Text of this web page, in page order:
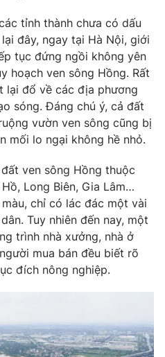
Podcast
tỉnh thành chưa có dấu
đây, ngay tại Hà Nội, giới
tục đứng ngồi không yên
hoạch ven sông Hồng. Rất
lại đổ về các địa phương
sóng. Đáng chú ý, cả đất
vườn ven sông cũng bị
mối lo ngại không hề nhỏ.
ven sông Hồng thuộc
Long Biên, Gia Lâm…
chỉ có lác đác một vài
Tuy nhiên đến nay, một
trình nhà xưởng, nhà ở
mua bán đều biết rõ
đích nông nghiệp.